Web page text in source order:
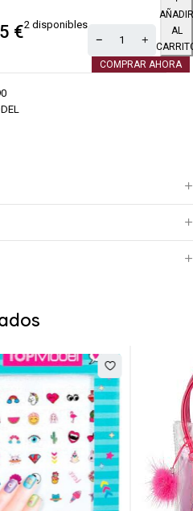
€2 disponibles
AÑADIR
AL
COMPRAR AHORA